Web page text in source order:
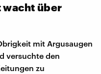
wacht über
mit Argusaugen
versuchte den
zu